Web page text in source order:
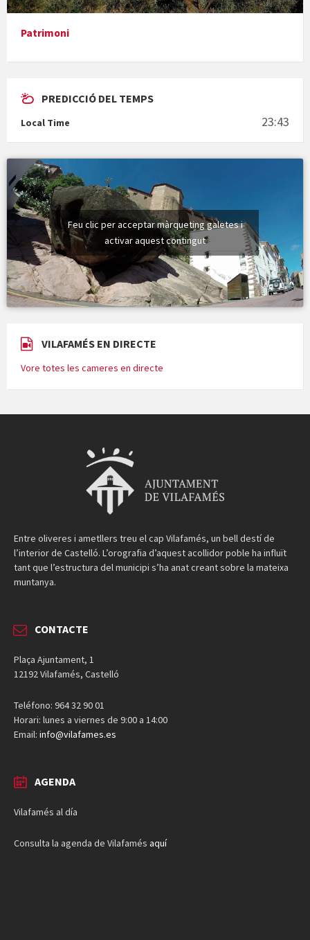
En Bum
Vermuts a la Font. Hit parit
Patrimoni
PREDICCIÓ DEL TEMPS
Local Time 23:43
Feu clic per acceptar màrqueting galetes i
activar aquest contingut
VILAFAMÉS EN DIRECTE
Vore totes les cameres en directe
Entre oliveres i ametllers treu el cap Vilafamés, un bell destí de
l’interior de Castelló. L’orografia d’aquest acollidor poble ha influït
tant que l’estructura del municipi s’ha anat creant sobre la mateixa
muntanya.
CONTACTE
Plaça Ajuntament, 1
12192 Vilafamés, Castelló
Teléfono: 964 32 90 01
Horari: lunes a viernes de 9:00 a 14:00
Email: info@vilafames.es
AGENDA
Vilafamés al día
Consulta la agenda de Vilafamés aquí